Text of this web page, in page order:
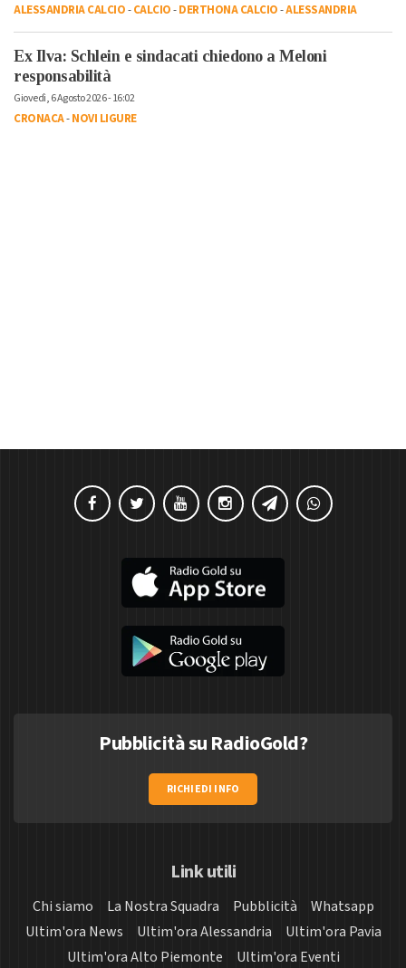
ALESSANDRIA CALCIO-CALCIO-DERTHONA CALCIO-ALESSANDRIA
Ex Ilva: Schlein e sindacati chiedono a Meloni
responsabilità
Giovedì, 6 Agosto 2026 - 16:02
CRONACA-NOVI LIGURE
Pubblicità su RadioGold?
RICHIEDI INFO
Link utili
Chi siamo La Nostra Squadra Pubblicità
Whatsapp
Ultim'ora News
Ultim'ora Alessandria
Ultim'ora Pavia
Ultim'ora Alto Piemonte
Ultim'ora Eventi